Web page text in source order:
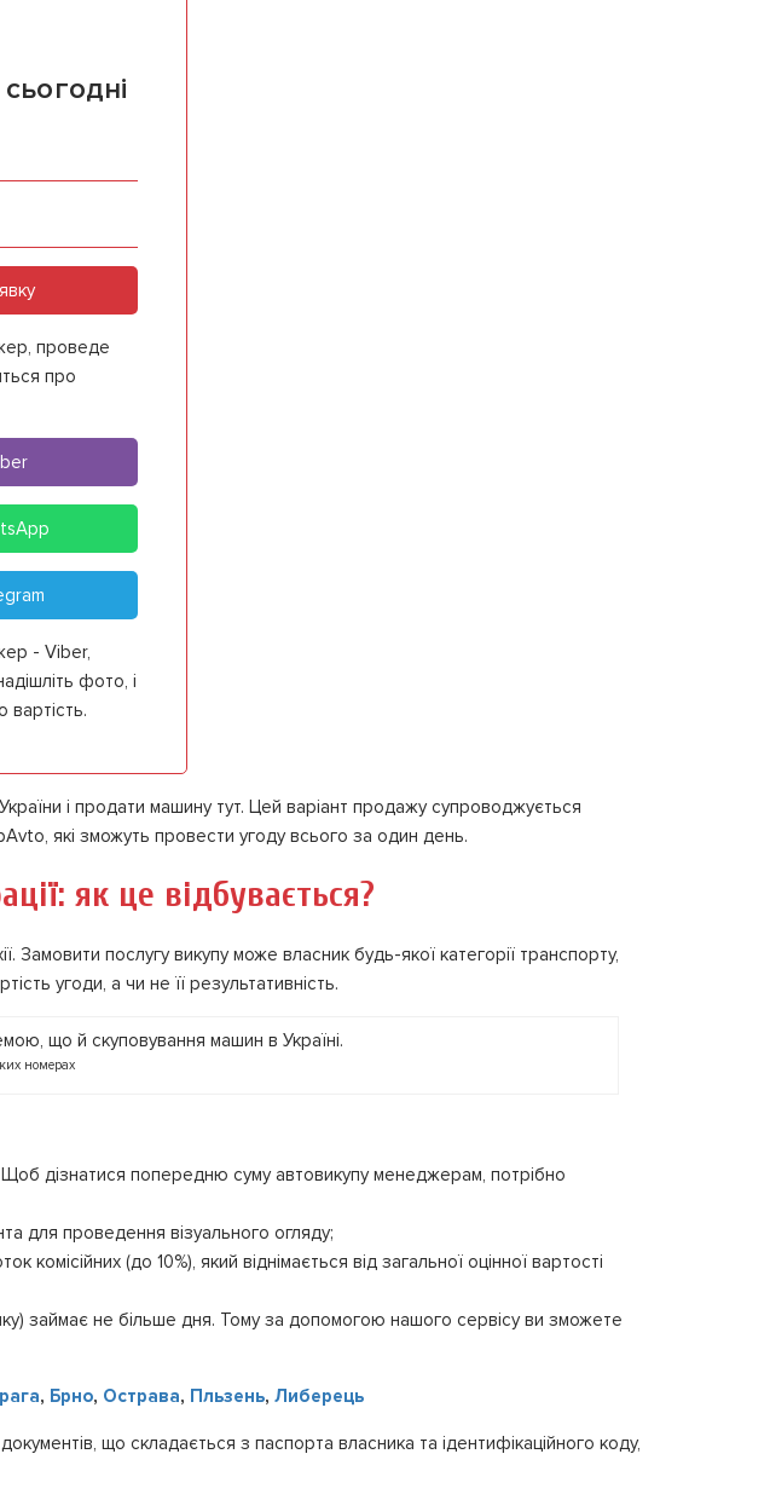
проведе
про
- Viber,
фото, і
і продати машину тут. Цей варіант продажу супроводжується
які зможуть провести угоду всього за один день.
як це відбувається?
Замовити послугу викупу може власник будь-якої категорії транспорту,
угоди, а чи не її результативність.
номерах
дізнатися попередню суму автовикупу менеджерам, потрібно
для проведення візуального огляду;
(до 10%), який віднімається від загальної оцінної вартості
займає не більше дня. Тому за допомогою нашого сервісу ви зможете
, Брно, Острава, Пльзень, Либерець
що складається з паспорта власника та ідентифікаційного коду,